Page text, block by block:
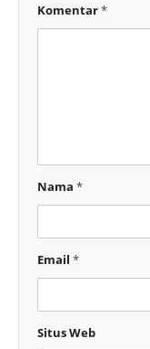
Komentar*
Nama *
Email *
Situs Web